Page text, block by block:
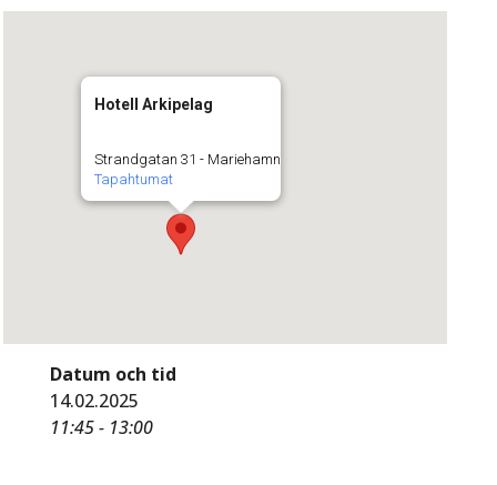
Hotell Arkipelag
Strandgatan 31 - Mariehamn
Tapahtumat
Datum och tid
14.02.2025
11:45 - 13:00